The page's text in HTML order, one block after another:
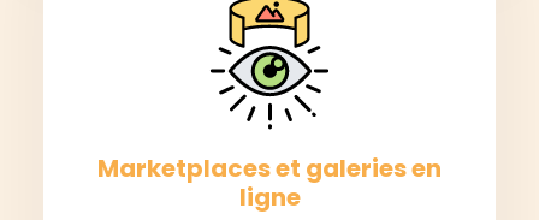
Marketplaces et galeries en
ligne